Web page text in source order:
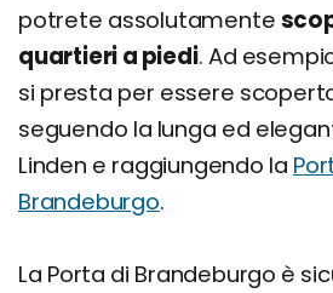
potrete assolutamente
quartieri a piedi. Ad
si presta per essere
seguendo la lunga ed
Linden e raggiungendo la
Brandeburgo.
La Porta di Brandeburgo è